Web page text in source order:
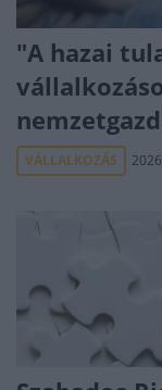
"A hazai
VÁLLALKOZÁS